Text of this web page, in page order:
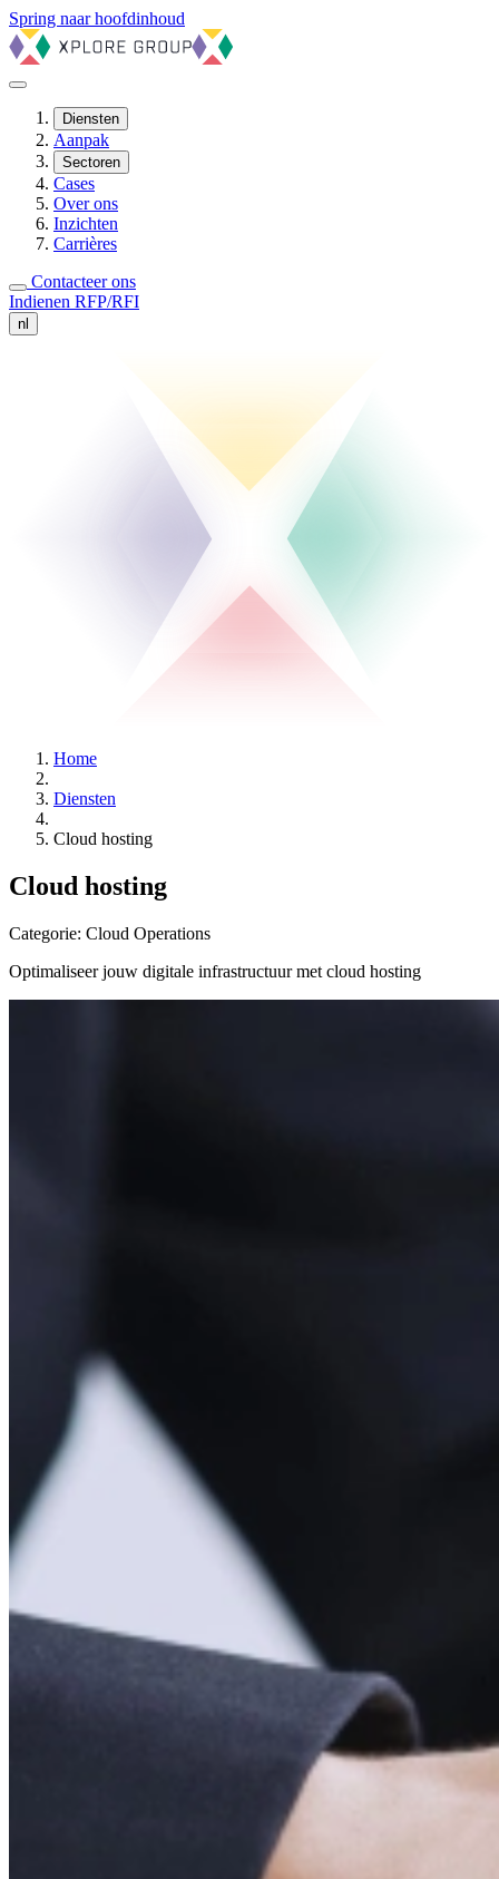
Spring naar hoofdinhoud
Diensten
Aanpak
Sectoren
Cases
Over ons
Inzichten
Carrières
Contacteer ons
Indienen RFP/RFI
nl
Home
Diensten
Cloud hosting
Cloud hosting
Categorie: Cloud Operations
Optimaliseer jouw digitale infrastructuur met cloud hosting